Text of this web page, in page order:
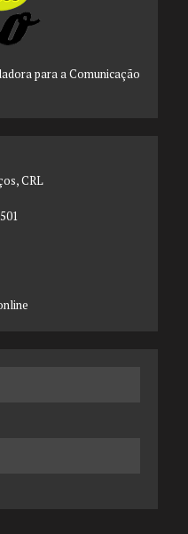
para a Comunicação
CRL